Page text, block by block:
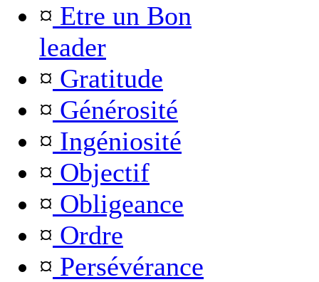
¤ Etre un Bon
leader
¤ Gratitude
¤ Générosité
¤ Ingéniosité
¤ Objectif
¤ Obligeance
¤ Ordre
¤ Persévérance